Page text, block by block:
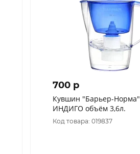
700 p
Кувшин "Барьер-Норма"
ИНДИГО объём 3,6л.
Код товара: 019837